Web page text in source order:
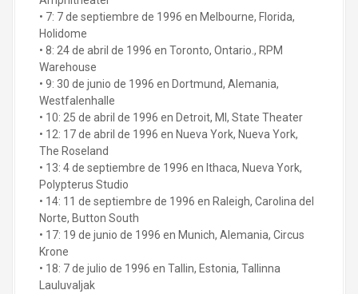
• 7: 7 de septiembre de 1996 en Melbourne, Florida,
Holidome
• 8: 24 de abril de 1996 en Toronto, Ontario., RPM
Warehouse
• 9: 30 de junio de 1996 en Dortmund, Alemania,
Westfalenhalle
• 10: 25 de abril de 1996 en Detroit, MI, State Theater
• 12: 17 de abril de 1996 en Nueva York, Nueva York,
The Roseland
• 13: 4 de septiembre de 1996 en Ithaca, Nueva York,
Polypterus Studio
• 14: 11 de septiembre de 1996 en Raleigh, Carolina del
Norte, Button South
• 17: 19 de junio de 1996 en Munich, Alemania, Circus
Krone
• 18: 7 de julio de 1996 en Tallin, Estonia, Tallinna
Lauluvaljak